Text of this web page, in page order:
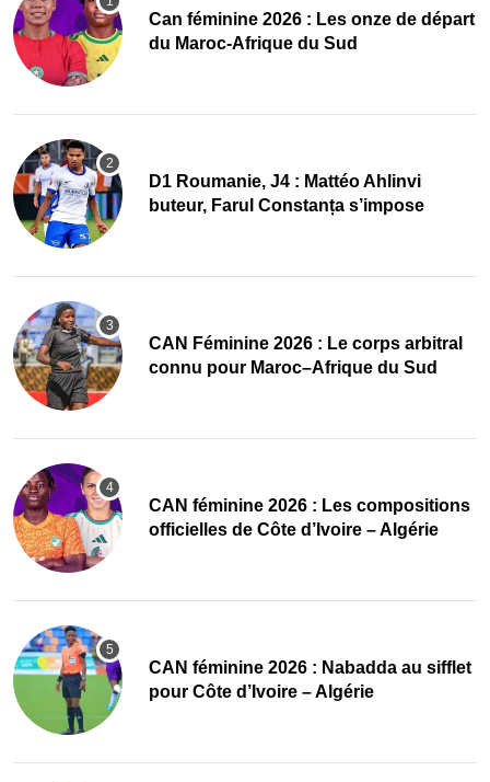
‎Can féminine 2026 : Les onze de départ
du Maroc-Afrique du Sud
D1 Roumanie, J4 : Mattéo Ahlinvi
buteur, Farul Constanța s’impose
‎CAN Féminine 2026 : Le corps arbitral
connu pour Maroc–Afrique du Sud
‎CAN féminine 2026 : Les compositions
officielles de Côte d’Ivoire – Algérie
‎CAN féminine 2026 : Nabadda au sifflet
pour Côte d’Ivoire – Algérie